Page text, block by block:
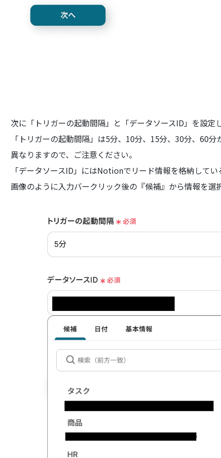
次に「トリガーの起動間隔」と「データソースID」を設定
「トリガーの起動間隔」は5分、10分、15分、30分、60
異なりますので、ご注意ください。
「データソースID」にはNotionでリード情報を格納して
画像のように入力バークリック後の『候補』から情報を選